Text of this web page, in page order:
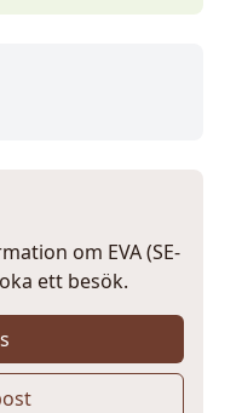
om EVA (SE-
ett besök.